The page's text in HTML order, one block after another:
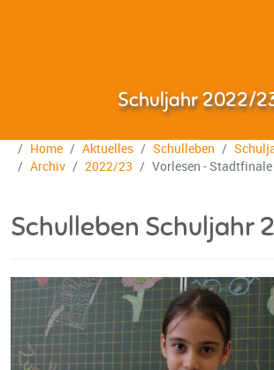
Schuljahr 2022/
Home Aktuelles Schulleben
Archiv
2022/23 Vorlesen - Stadtfinale
Schulleben Schuljahr